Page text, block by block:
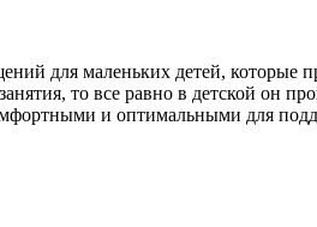
для маленьких детей,
то все равно в детской он
и оптимальными для